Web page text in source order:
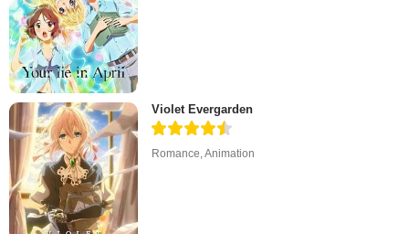
Violet Evergarden
Romance,Animation